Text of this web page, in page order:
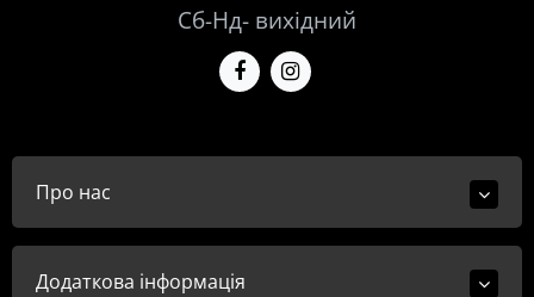
Сб-Нд- вихідний
Про нас
Додаткова інформація